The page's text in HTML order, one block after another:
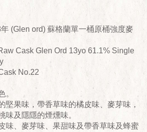
(Glen ord) 蘇格蘭單一桶原桶強度麥
Cask Glen Ord 13yo 61.1% Single
No.22
果味，帶香草味的橘皮味、麥芽味，
味及隱隱的煙燻味。
、麥芽味、果甜味及帶香草味及蜂蜜